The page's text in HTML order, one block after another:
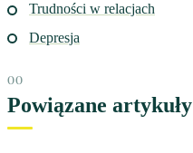
Trudności w relacjach
Depresja
Powiązane artykuły